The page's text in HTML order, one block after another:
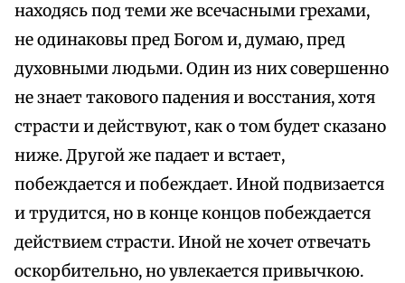
находясь под теми же всечасными грехами,
не одинаковы пред Богом и, думаю, пред
духовными людьми. Один из них совершенно
не знает такового падения и восстания, хотя
страсти и действуют, как о том будет сказано
ниже. Другой же падает и встает,
побеждается и побеждает. Иной подвизается
и трудится, но в конце концов побеждается
действием страсти. Иной не хочет отвечать
оскорбительно, но увлекается привычкою.